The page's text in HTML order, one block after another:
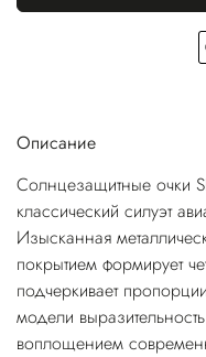
Описание
Солнцезащитные очки
классический силуэт
Изысканная
покрытием формирует
подчеркивает
модели
воплощением